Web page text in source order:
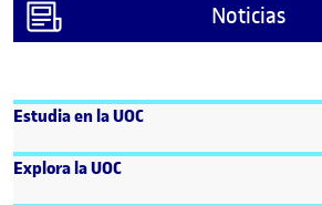
Noticias
Estudia en la UOC
Explora la UOC